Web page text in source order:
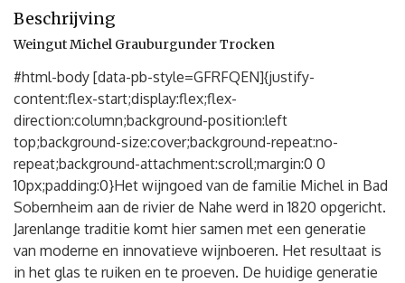
Beschrijving
Weingut Michel Grauburgunder Trocken
#html-body [data-pb-style=GFRFQEN]{justify-
content:flex-start;display:flex;flex-
direction:column;background-position:left
top;background-size:cover;background-repeat:no-
repeat;background-attachment:scroll;margin:0 0
10px;padding:0}Het wijngoed van de familie Michel in Bad
Sobernheim aan de rivier de Nahe werd in 1820 opgericht.
Jarenlange traditie komt hier samen met een generatie
van moderne en innovatieve wijnboeren. Het resultaat is
in het glas te ruiken en te proeven. De huidige generatie